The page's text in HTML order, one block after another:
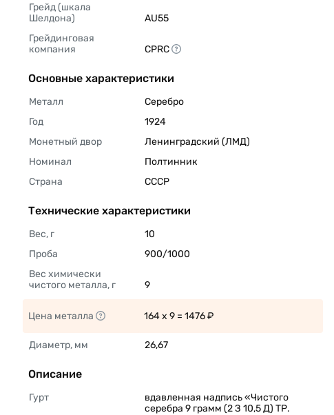
Грейд (шкала
Шелдона)
AU55
Грейдинговая
компания
CPRC
Основные характеристики
Металл
Серебро
Год
1924
Монетный двор
Ленинградский (ЛМД)
Номинал
Полтинник
Страна
СССР
Технические характеристики
Вес, г
10
Проба
900/1000
Вес химически
чистого металла, г
9
Цена металла 164 x 9 = 1476 ₽
Диаметр, мм 26,67
Описание
Гурт
вдавленная надпись «Чистого
серебра 9 грамм (2 З 10,5 Д) ТР.